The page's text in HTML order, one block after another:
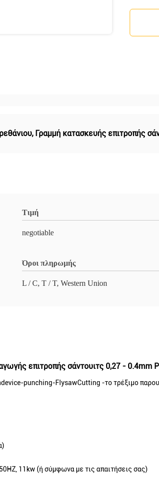
, Γραμμή κατασκευής επιτροπής
Τιμή
negotiable
Όροι πληρωμής
L / C, T / T, Western Union
επιτροπής σάντουιτς 0,27 - 0.4mm
punching-FlysawCutting -το τρέξιμο
11kw (ή σύμφωνα με τις απαιτήσεις σας)